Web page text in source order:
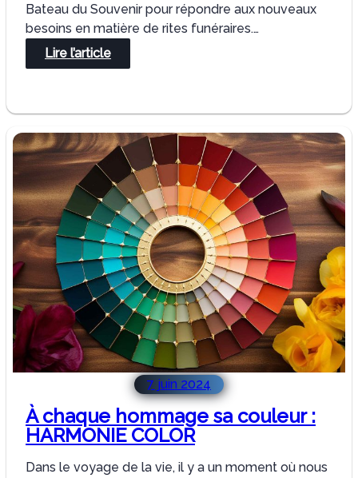
Bateau du Souvenir pour répondre aux nouveaux
besoins en matière de rites funéraires.…
Lire l’article:
Le
du
Souvenir
7 juin 2024
À chaque hommage sa couleur :
HARMONIE COLOR
Dans le voyage de la vie, il y a un moment où nous